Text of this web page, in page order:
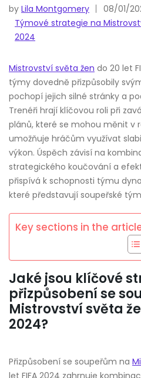
by Lila Montgomery
08/01/
Týmové strategie na
2024
Mistrovství světa žen do 20 let
týmy dovedně přizpůsobily
pochopí jejich silné stránky a
Trenéři hrají klíčovou roli při
plánů, které se mohou měnit v
umožňuje hráčům využívat
výkon. Úspěch závisí na
strategického koučování a
přispívá k schopnosti týmu
které představují soupeřské
Key sections in the
Jaké jsou klíčové
přizpůsobení se
Mistrovství světa
2024?
Přizpůsobení se soupeřům na
let FIFA 2024 zahrnuje